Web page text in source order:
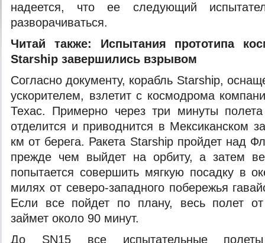
надеется, что ее следующий
разворачиваться.
Читай также: Испытания прототипа
Starship завершились взрывом
Согласно документу, корабль Starship,
ускорителем, взлетит с космодрома
Техас. Примерно через три минуты полета
отделится и приводнится в Мексиканском
км от берега. Ракета Starship пройдет над
прежде чем выйдет на орбиту, а затем
попытается совершить мягкую посадку в
милях от северо-западного побережья
Если все пойдет по плану, весь полет
займет около 90 минут.
До SN15 все испытательные